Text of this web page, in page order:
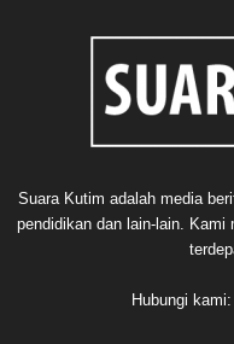
Suara Kutim adalah media
pendidikan dan lain-lain. Kami
Hubungi kami: